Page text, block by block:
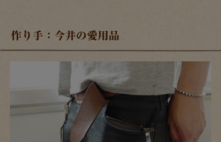
作り手：今井の愛用品